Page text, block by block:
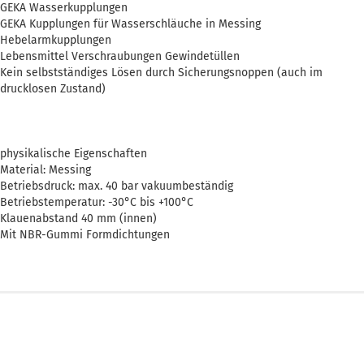
GEKA Wasserkupplungen
GEKA Kupplungen für Wasserschläuche in Messing
Hebelarmkupplungen
Lebensmittel Verschraubungen Gewindetüllen
Kein selbstständiges Lösen durch Sicherungsnoppen (auch im
drucklosen Zustand)
physikalische Eigenschaften
Material: Messing
Betriebsdruck: max. 40 bar vakuumbeständig
Betriebstemperatur: -30°C bis +100°C
Klauenabstand 40 mm (innen)
Mit NBR-Gummi Formdichtungen